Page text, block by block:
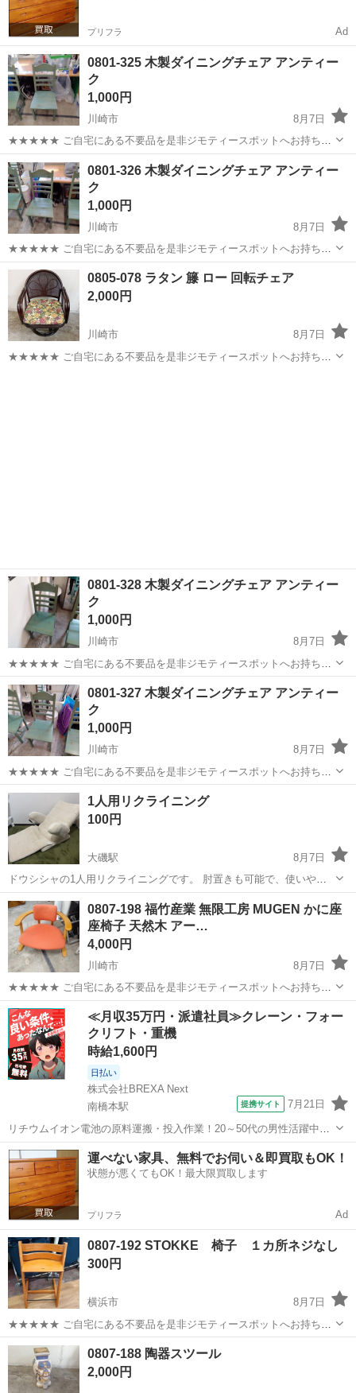
プリフラ Ad
0801-325 木製ダイニングチェア アンティー
ク
1,000円
川崎市
8月7日
★★★★★ ご自宅にある不要品を是非ジモティースポットへお持ち込
みしませんか？ 家電、趣味・スポーツ・レジャー用品、こども用品、
衣料服飾品、生活雑貨、家具、本、CD・DVDなどが無料でまとめて持
ち込めます！ ※詳細はこ...
神奈川 川崎市 現地
0801-326 木製ダイニングチェア アンティー
ク
1,000円
川崎市
8月7日
★★★★★ ご自宅にある不要品を是非ジモティースポットへお持ち込
みしませんか？ 家電、趣味・スポーツ・レジャー用品、こども用品、
衣料服飾品、生活雑貨、家具、本、CD・DVDなどが無料でまとめて持
ち込めます！ ※詳細はこ...
神奈川 川崎市 椅子 現地
0805-078 ラタン 籐 ロー 回転チェア
2,000円
川崎市
8月7日
★★★★★ ご自宅にある不要品を是非ジモティースポットへお持ち込
0801-328 木製ダイニングチェア アンティー
ク
1,000円
川崎市
8月7日
★★★★★ ご自宅にある不要品を是非ジモティースポットへお持ち込
みしませんか？ 家電、趣味・スポーツ・レジャー用品、こども用品、
衣料服飾品、生活雑貨、家具、本、CD・DVDなどが無料でまとめて持
ち込めます！ ※詳細はこ...
神奈川 川崎市 現地
0801-327 木製ダイニングチェア アンティー
ク
1,000円
川崎市
8月7日
★★★★★ ご自宅にある不要品を是非ジモティースポットへお持ち込
みしませんか？ 家電、趣味・スポーツ・レジャー用品、こども用品、
衣料服飾品、生活雑貨、家具、本、CD・DVDなどが無料でまとめて持
ち込めます！ ※詳細はこ...
神奈川 川崎市 椅子 現地
1人用リクライニング
100円
大磯駅
8月7日
ドウシシャの1人用リクライニングです。 肘置きも可能で、使いやす
かったです。 使用しなくなりましたのでお譲り致します。
神奈川 平塚市 椅子
0807-198 福竹産業 無限工房 MUGEN かに座
座椅子 天然木 アー…
4,000円
川崎市
8月7日
★★★★★ ご自宅にある不要品を是非ジモティースポットへお持ち込
みしませんか？ 家電、趣味・スポーツ・レジャー用品、こども用品、
衣料服飾品、生活雑貨、家具、本、CD・DVDなどが無料でまとめて持
ち込めます！ ※詳細はこ...
神奈川 川崎市 椅子 かに座
≪月収35万円・派遣社員≫クレーン・フォー
クリフト・重機
時給1,600円
日払い
株式会社BREXA Next
南橋本駅
提携サイト 7月21日
リチウムイオン電池の原料運搬・投入作業！20～50代の男性活躍中★
ワンルーム寮完備！赴任旅費会社負担！年間休日130日★フォークリフ
ト免許お持ちの方、活躍中！就業先食堂利用可★《神奈川県相模原
市》 人気の工場のお仕事 ◇電...
神奈川 相模原市 南橋本駅 その他
運べない家具、無料でお伺い＆即買取もOK！
状態が悪くてもOK！最大限買取します
プリフラ Ad
0807-192 STOKKE 椅子 １カ所ネジなし
300円
横浜市
8月7日
★★★★★ ご自宅にある不要品を是非ジモティースポットへお持ち込
みしませんか？ 家電、趣味・スポーツ・レジャー用品、こども用品、
衣料服飾品、生活雑貨、家具、本、CD・DVDなどが無料でまとめて持
ち込めます！ ※詳細はこ...
神奈川 横浜市 STOKKE
0807-188 陶器スツール
2,000円